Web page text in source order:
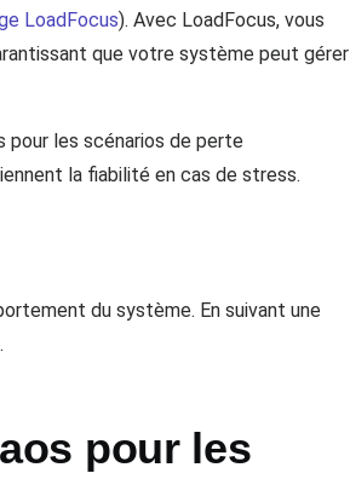
LoadFocus). Avec LoadFocus, vous
que votre système peut gérer
pour les scénarios de perte
la fiabilité en cas de stress.
du système. En suivant une
pour les